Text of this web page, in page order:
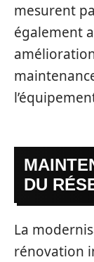
mesurent
également
DU
La
rénovation